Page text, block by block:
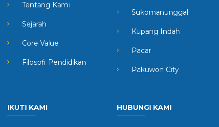
Tentang Kami
Sejarah
Core Value
Filosofi Pendidikan
Sukomanunggal
Kupang Indah
Pacar
Pakuwon City
IKUTI KAMI HUBUNGI KAMI